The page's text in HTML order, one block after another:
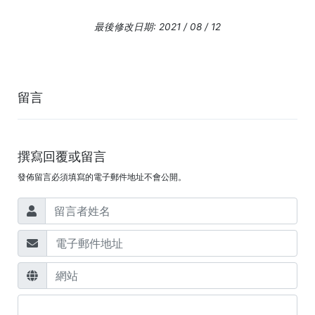
最後修改日期: 2021 / 08 / 12
留言
撰寫回覆或留言
發佈留言必須填寫的電子郵件地址不會公開。